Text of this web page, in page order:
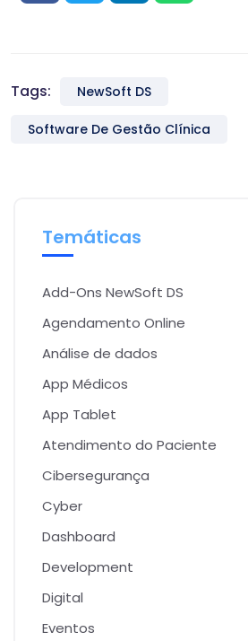
Tags: NewSoft DS
Software De Gestão Clínica
Temáticas
Add-Ons NewSoft DS
Agendamento Online
Análise de dados
App Médicos
App Tablet
Atendimento do Paciente
Cibersegurança
Cyber
Dashboard
Development
Digital
Eventos